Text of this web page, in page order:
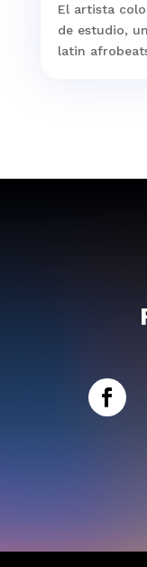
El artista
de estudio,
latin